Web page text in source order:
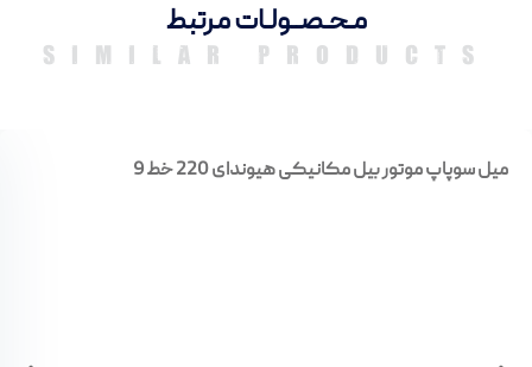
مـحـصــولـات مرتبط
SIMILAR PRODUCTS
میل سوپاپ موتور بیل مکانیکی هیوندای 220 خط 9